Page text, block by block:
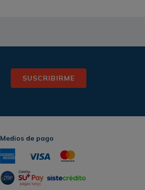
SUSCRIBIRME
Medios de pago